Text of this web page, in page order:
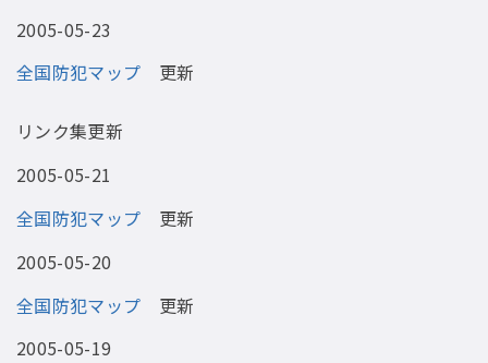
2005-05-23
全国防犯マップ 更新
リンク集更新
2005-05-21
全国防犯マップ 更新
2005-05-20
全国防犯マップ 更新
2005-05-19